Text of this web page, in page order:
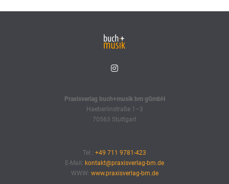
Praxisverlag buch+musik bm gGmbH
Haeberlinstraße 1–3
70563 Stuttgart
Tel.: +49 711 9781-423
E-Mail: kontakt@praxisverlag-bm.de
WWW: www.praxisverlag-bm.de